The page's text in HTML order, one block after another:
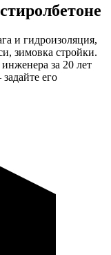
и гидроизоляция,
зимовка стройки.
за 20 лет
его